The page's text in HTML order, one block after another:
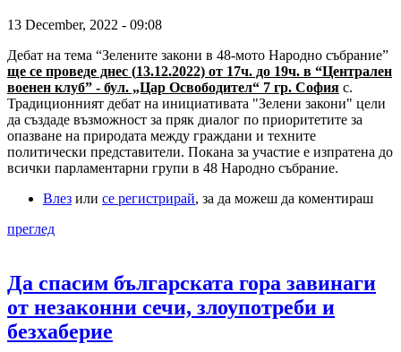
13 December, 2022 - 09:08
Дебат на тема “Зелените закони в 48-мото Народно събрание”
ще се проведе днес (13.12.2022) от 17ч. до 19ч. в “Централен
военен клуб” - бул. „Цар Освободител“ 7 гр. София с.
Традиционният дебат на инициативата "Зелени закони" цели
да създаде възможност за пряк диалог по приоритетите за
опазване на природата между граждани и техните
политически представители. Покана за участие е изпратена до
всички парламентарни групи в 48 Народно събрание.
Влез или се регистрирай, за да можеш да коментираш
преглед
Да спасим българската гора завинаги
от незаконни сечи, злоупотреби и
безхаберие